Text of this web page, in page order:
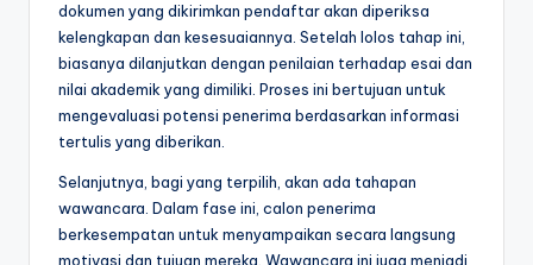
dokumen yang dikirimkan pendaftar akan diperiksa
kelengkapan dan kesesuaiannya. Setelah lolos tahap ini,
biasanya dilanjutkan dengan penilaian terhadap esai dan
nilai akademik yang dimiliki. Proses ini bertujuan untuk
mengevaluasi potensi penerima berdasarkan informasi
tertulis yang diberikan.
Selanjutnya, bagi yang terpilih, akan ada tahapan
wawancara. Dalam fase ini, calon penerima
berkesempatan untuk menyampaikan secara langsung
motivasi dan tujuan mereka. Wawancara ini juga menjadi